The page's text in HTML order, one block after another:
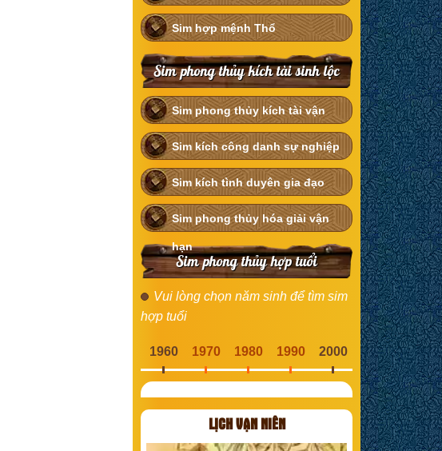
Sim hợp mệnh Thổ
Sim phong thủy kích tài sinh lộc
Sim phong thủy kích tài vận
Sim kích công danh sự nghiệp
Sim kích tình duyên gia đạo
Sim phong thủy hóa giải vận
hạn
Sim phong thủy hợp tuổi
Vui lòng chọn năm sinh để tìm sim
hợp tuổi
1960 1970 1980 1990 2000
LỊCH VẠN NIÊN